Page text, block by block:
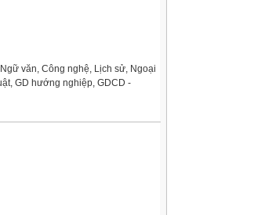
văn, Công nghệ, Lịch sử, Ngoại
GD hướng nghiệp, GDCD -